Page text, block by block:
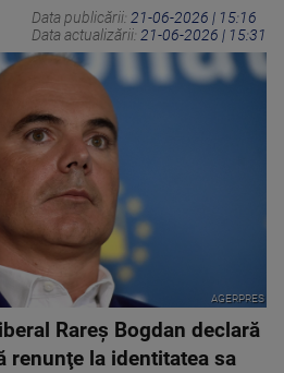
Data publicării: 21-06-2026 | 15:16
Data actualizării: 21-06-2026 | 15:31
AGERPRES
Rareş Bogdan declară
renunţe la identitatea sa